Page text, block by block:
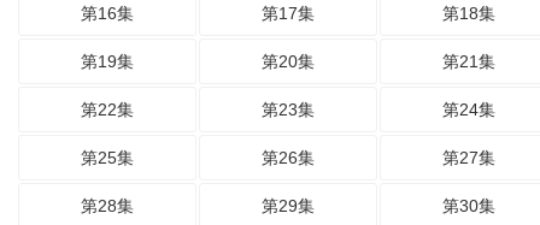
第16集 第17集 第18集
第19集 第20集 第21集
第22集 第23集 第24集
第25集 第26集 第27集
第28集 第29集 第30集